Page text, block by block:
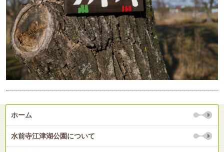
ホーム
水前寺江津湖公園について